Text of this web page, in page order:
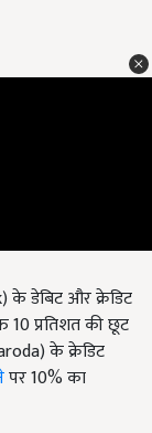
के डेबिट और क्रेडिट
10 प्रतिशत की छूट
के क्रेडिट
पर 10% का